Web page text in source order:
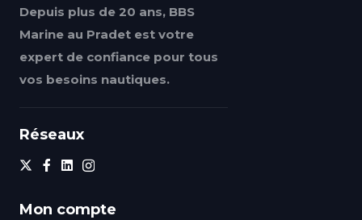
Depuis plus de 20 ans, BBS
Marine au Pradet est votre
expert de confiance pour tous
vos besoins nautiques.
Réseaux
Mon compte